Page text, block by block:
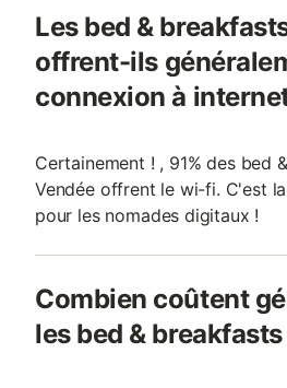
Les bed &
offrent-ils
connexion à
Certainement ! , 91% des bed
Vendée offrent le wi-fi. C'est
pour les nomades digitaux !
Combien coûtent
les bed &